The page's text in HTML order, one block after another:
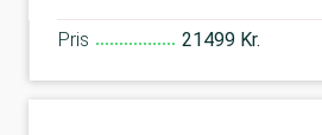
Pris 21499 Kr.